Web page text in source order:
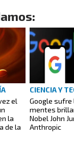
el
la
de la
CIENCIA Y
Google sufre
mentes
Nobel John
Anthropic